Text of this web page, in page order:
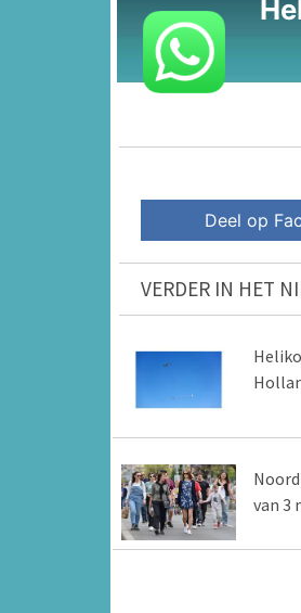
Deel op
VERDER IN HET
van 3